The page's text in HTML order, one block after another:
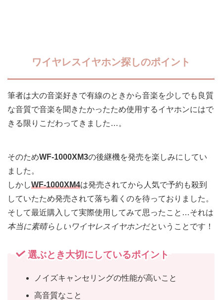
ワイヤレスイヤホン探しのポイント
筆者は大の音楽好きで有線のときから音楽を少しでも良質
な音質で音楽を聞きたかったため使用するイヤホンにはで
きる限りこだわってきました…。
そのためWF-1000XM3の後継機を発売を楽しみにしてい
ました。
しかしWF-1000XM4は発売されてから人気で予約も殺到
していたため発売されて落ち着くのを待っておりました。
そして最近購入して実際使用してみて思ったこと…それは
本当に素晴らしいワイヤレスイヤホンだということです！
選ぶとき大切にしているポイント
ノイズキャンセリングの性能が高いこと
高音質なこと